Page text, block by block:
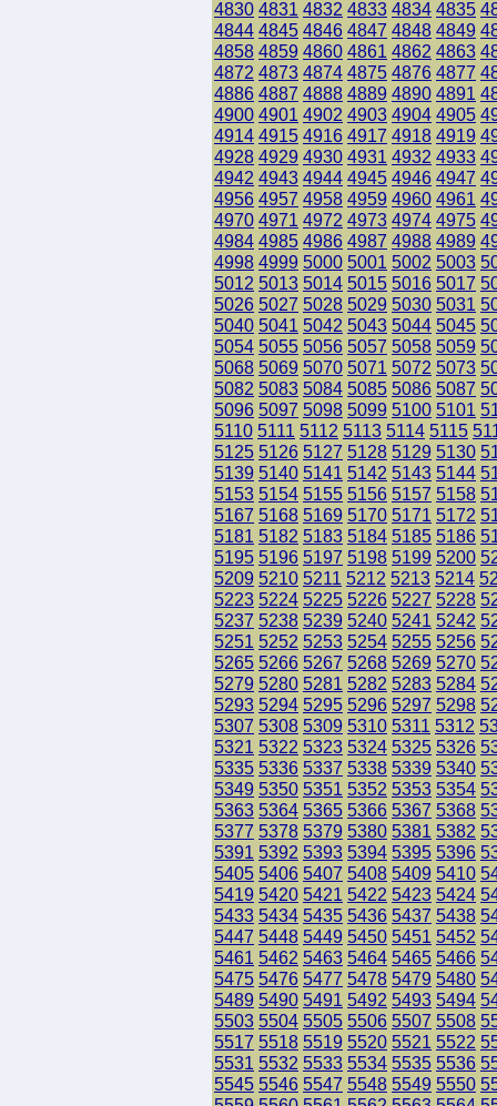
4830 4831 4832 4833 4834 4835
4844 4845 4846 4847 4848 4849
4858 4859 4860 4861 4862 4863
4872 4873 4874 4875 4876 4877
4886 4887 4888 4889 4890 4891
4900 4901 4902 4903 4904 4905
4914 4915 4916 4917 4918 4919
4928 4929 4930 4931 4932 4933
4942 4943 4944 4945 4946 4947
4956 4957 4958 4959 4960 4961
4970 4971 4972 4973 4974 4975
4984 4985 4986 4987 4988 4989
4998 4999 5000 5001 5002 5003
5012 5013 5014 5015 5016 5017
5026 5027 5028 5029 5030 5031
5040 5041 5042 5043 5044 5045
5054 5055 5056 5057 5058 5059
5068 5069 5070 5071 5072 5073
5082 5083 5084 5085 5086 5087
5096 5097 5098 5099 5100 5101
5110 5111 5112 5113 5114 5115
5125 5126 5127 5128 5129 5130
5139 5140 5141 5142 5143 5144
5153 5154 5155 5156 5157 5158
5167 5168 5169 5170 5171 5172
5181 5182 5183 5184 5185 5186
5195 5196 5197 5198 5199 5200
5209 5210 5211 5212 5213 5214
5223 5224 5225 5226 5227 5228
5237 5238 5239 5240 5241 5242
5251 5252 5253 5254 5255 5256
5265 5266 5267 5268 5269 5270
5279 5280 5281 5282 5283 5284
5293 5294 5295 5296 5297 5298
5307 5308 5309 5310 5311 5312
5321 5322 5323 5324 5325 5326
5335 5336 5337 5338 5339 5340
5349 5350 5351 5352 5353 5354
5363 5364 5365 5366 5367 5368
5377 5378 5379 5380 5381 5382
5391 5392 5393 5394 5395 5396
5405 5406 5407 5408 5409 5410
5419 5420 5421 5422 5423 5424
5433 5434 5435 5436 5437 5438
5447 5448 5449 5450 5451 5452
5461 5462 5463 5464 5465 5466
5475 5476 5477 5478 5479 5480
5489 5490 5491 5492 5493 5494
5503 5504 5505 5506 5507 5508
5517 5518 5519 5520 5521 5522
5531 5532 5533 5534 5535 5536
5545 5546 5547 5548 5549 5550